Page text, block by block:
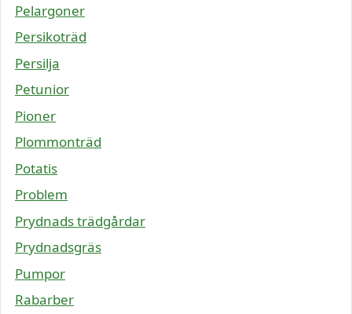
Pelargoner
Persikoträd
Persilja
Petunior
Pioner
Plommonträd
Potatis
Problem
Prydnads trädgårdar
Prydnadsgräs
Pumpor
Rabarber